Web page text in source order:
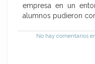
empresa en un
alumnos pudieron
No hay comentarios